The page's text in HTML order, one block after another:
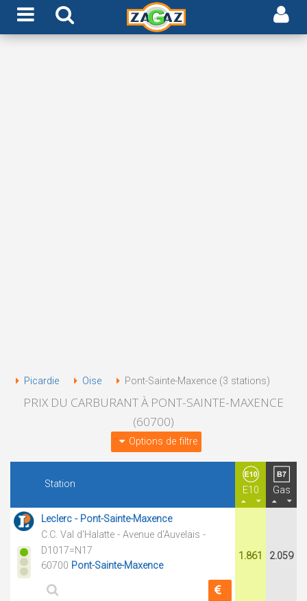
Picardie Oise Pont-Sainte-Maxence (3 stations)
PRIX DU CARBURANT À PONT-SAINTE-MAXENCE
(60700)
Options de filtre
Station
E10 Gas
Leclerc - Pont-Sainte-Maxence
C.C. Val d'Halatte - Avenue d'Auvelais -
D1017=N17
60700 Pont-Sainte-Maxence
1.861 2.059